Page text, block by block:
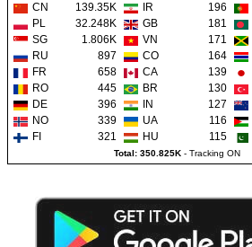
CN
139.35K IR 196
PL
32.248K GB 181
SG
1.806K VN 171
RU
897 CO 164
FR
658 CA 139
RO
445 BR 130
DE
396 IN 127
NO
339 UA 116
FI
321 HU 115
Total: 350.825K - Tracking ON